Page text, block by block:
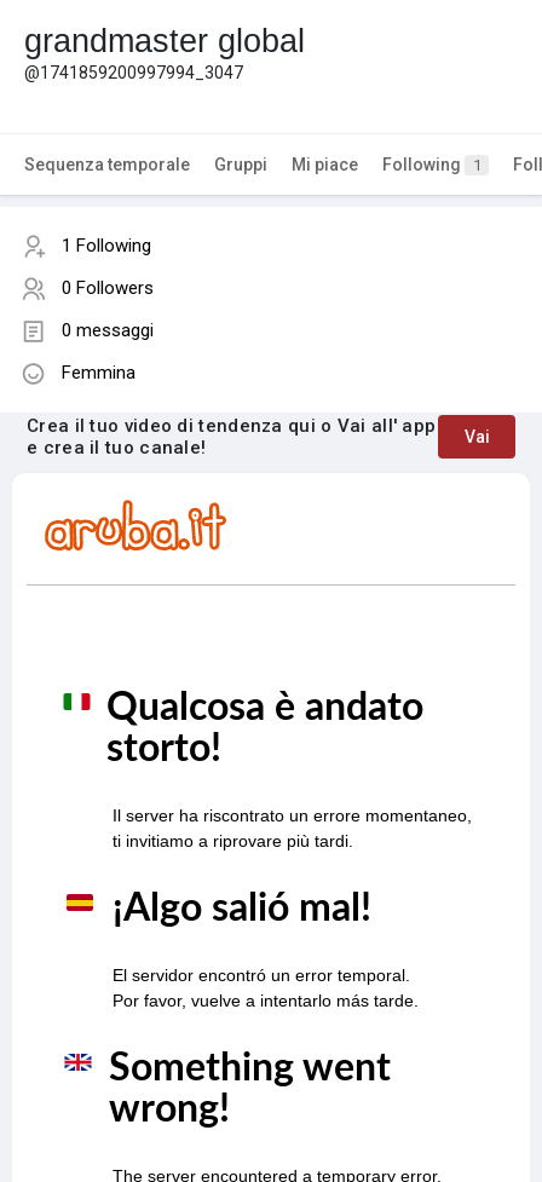
grandmaster global
@1741859200997994_3047
Sequenza temporale Gruppi Mi piace Following 1
1 Following
0 Followers
0 messaggi
Femmina
Crea il tuo video di tendenza qui o Vai all' app
e crea il tuo canale!
Vai